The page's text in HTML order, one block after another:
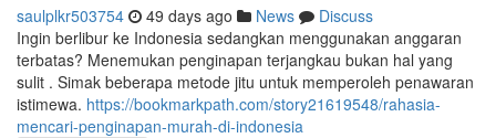
saulplkr503754 49 days ago News
Discuss
Ingin berlibur ke Indonesia sedangkan menggunakan anggaran
terbatas? Menemukan penginapan terjangkau bukan hal yang
sulit . Simak beberapa metode jitu untuk memperoleh penawaran
istimewa. https://bookmarkpath.com/story21619548/rahasia-
mencari-penginapan-murah-di-indonesia